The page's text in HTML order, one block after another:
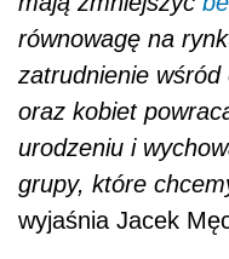
równowagę na
zatrudnienie wśród
oraz kobiet
urodzeniu i
grupy, które
wyjaśnia Jacek